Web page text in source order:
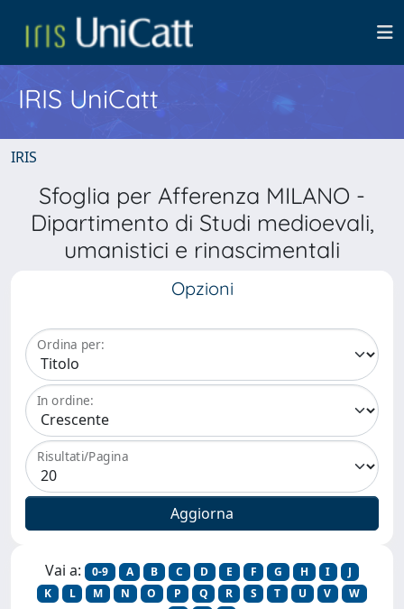
IRIS UniCatt
IRIS
Sfoglia per Afferenza MILANO -
Dipartimento di Studi medioevali,
umanistici e rinascimentali
Opzioni
Ordina per:
In ordine:
Risultati/Pagina
Vai a: 0-9 A B C D E F G H I
J
K
L M N O P Q R S T U V
W